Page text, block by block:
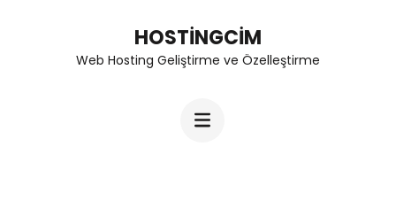
HOSTINGCIM
Web Hosting Geliştirme ve Özelleştirme